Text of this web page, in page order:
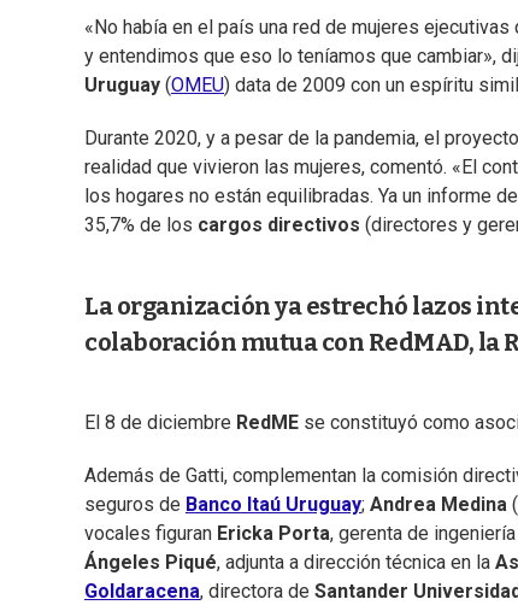
«No había en el país una red de mujeres
y entendimos que eso lo teníamos que cambiar»,
Uruguay (OMEU) data de 2009 con un espíritu
Durante 2020, y a pesar de la pandemia, el
realidad que vivieron las mujeres, comentó. «El
los hogares no están equilibradas. Ya un informe de
35,7% de los cargos directivos (directores y
La organización ya estrechó lazos
colaboración mutua con RedMAD, la
El 8 de diciembre RedME se constituyó como
Además de Gatti, complementan la comisión
seguros de Banco Itaú Uruguay; Andrea Medina
vocales figuran Ericka Porta, gerenta de
Ángeles Piqué, adjunta a dirección técnica en la
Goldaracena, directora de Santander